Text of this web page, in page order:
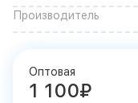
Производитель
Оптовая
1 100₽